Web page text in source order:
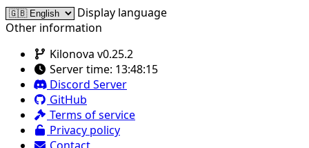
Display language
Other information
Kilonova v0.25.2
Server time: 13:48:15
Discord Server
GitHub
Terms of service
Privacy policy